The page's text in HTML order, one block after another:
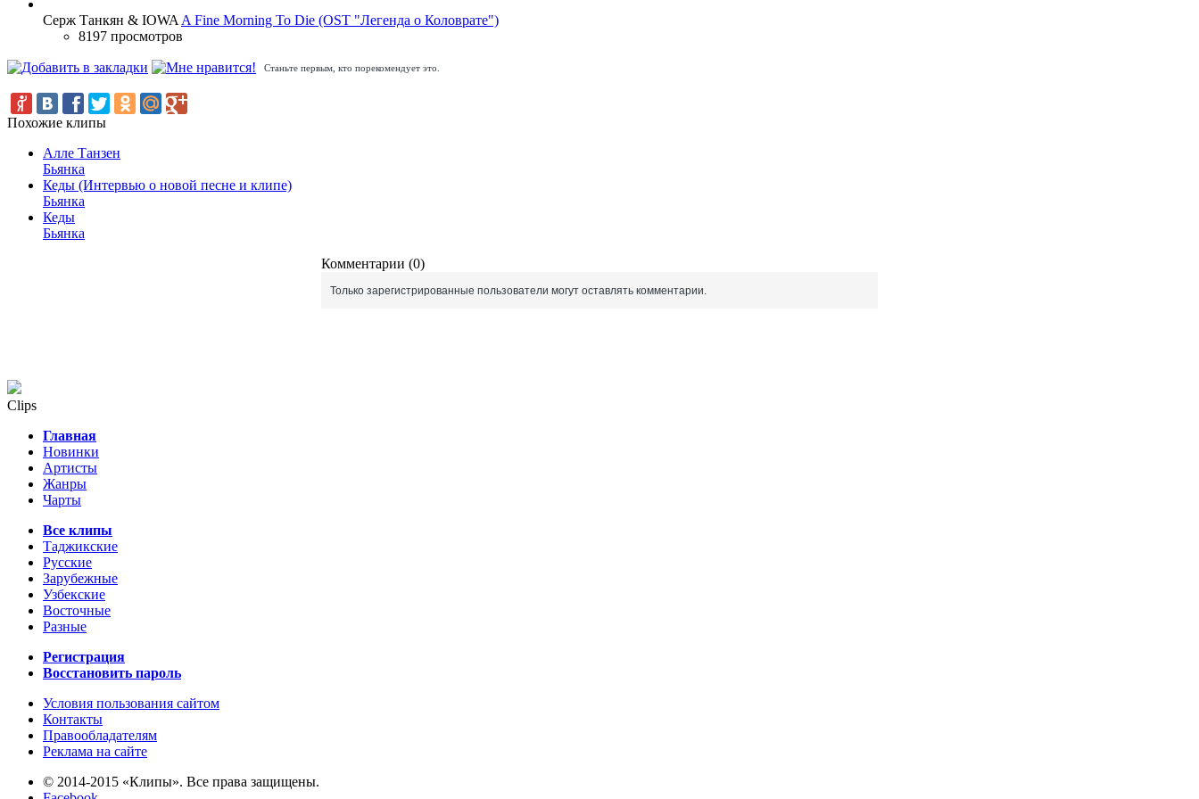
Серж Танкян & IOWA A Fine Morning To Die (OST "Легенда о Коловрате")
8197 просмотров
Станьте первым, кто порекомендует это.
Похожие клипы
Алле Танзен
Бьянка
Кеды (Интервью о новой песне и клипе)
Бьянка
Кеды
Бьянка
Комментарии (0)
Только зарегистрированные пользователи могут оставлять комментарии.
Clips
Главная
Новинки
Артисты
Жанры
Чарты
Все клипы
Таджикские
Русские
Зарубежные
Узбекские
Восточные
Разные
Регистрация
Восстановить пароль
Условия пользования сайтом
Контакты
Правообладателям
Реклама на сайте
© 2014-2015 «Клипы». Все права защищены.